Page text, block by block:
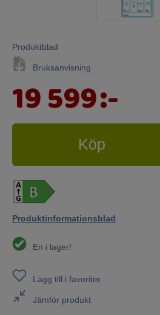
Produktblad
Bruksanvisning
19 599:-
Köp
Produktinformationsblad
En i lager!
Lägg till i favoriter
Jämför produkt